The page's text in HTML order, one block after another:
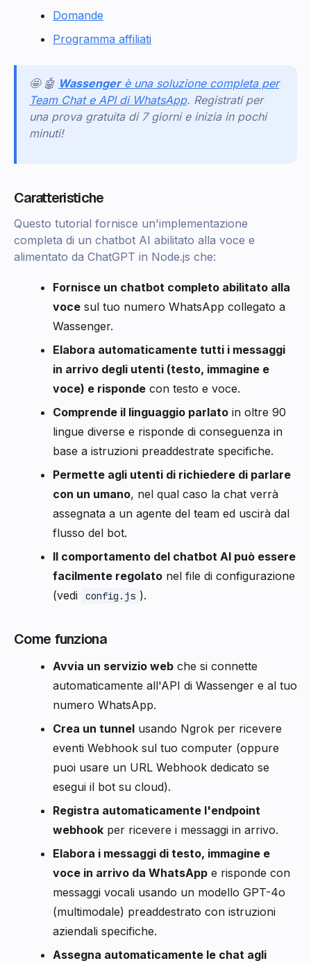
Domande
Programma affiliati
🤩 🤖 Wassenger è una soluzione completa per
Team Chat e API di WhatsApp. Registrati per
una prova gratuita di 7 giorni e inizia in pochi
minuti!
Caratteristiche
Questo tutorial fornisce un'implementazione
completa di un chatbot AI abilitato alla voce e
alimentato da ChatGPT in Node.js che:
Fornisce un chatbot completo abilitato alla
voce sul tuo numero WhatsApp collegato a
Wassenger.
Elabora automaticamente tutti i messaggi
in arrivo degli utenti (testo, immagine e
voce) e risponde con testo e voce.
Comprende il linguaggio parlato in oltre 90
lingue diverse e risponde di conseguenza in
base a istruzioni preaddestrate specifiche.
Permette agli utenti di richiedere di parlare
con un umano, nel qual caso la chat verrà
assegnata a un agente del team ed uscirà dal
flusso del bot.
Il comportamento del chatbot AI può essere
facilmente regolato nel file di configurazione
(vedi
config.js ).
Come funziona
Avvia un servizio web che si connette
automaticamente all'API di Wassenger e al tuo
numero WhatsApp.
Crea un tunnel usando Ngrok per ricevere
eventi Webhook sul tuo computer (oppure
puoi usare un URL Webhook dedicato se
esegui il bot su cloud).
Registra automaticamente l'endpoint
webhook per ricevere i messaggi in arrivo.
Elabora i messaggi di testo, immagine e
voce in arrivo da WhatsApp e risponde con
messaggi vocali usando un modello GPT-4o
(multimodale) preaddestrato con istruzioni
aziendali specifiche.
Assegna automaticamente le chat agli